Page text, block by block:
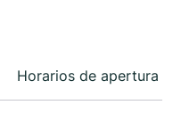
Horarios de apertura